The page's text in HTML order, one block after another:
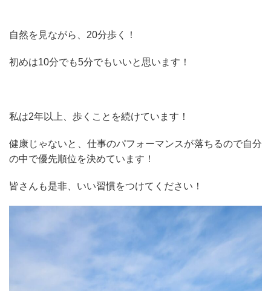
自然を見ながら、20分歩く！
初めは10分でも5分でもいいと思います！
私は2年以上、歩くことを続けています！
健康じゃないと、仕事のパフォーマンスが落ちるので自分
の中で優先順位を決めています！
皆さんも是非、いい習慣をつけてください！